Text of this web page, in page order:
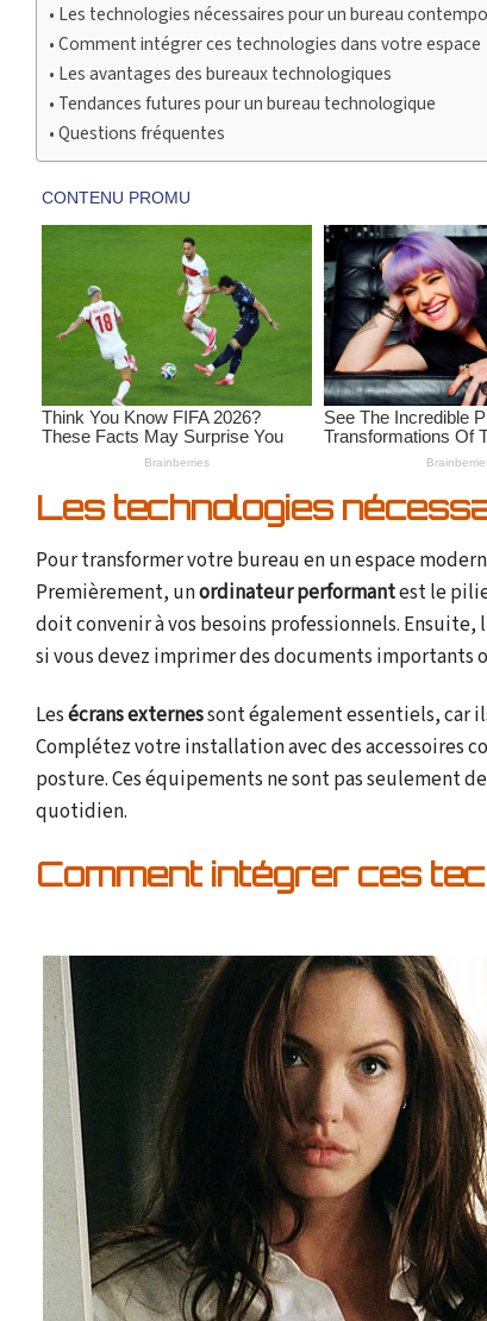
Les technologies nécessaires pour un bureau
Comment intégrer ces technologies dans votre espace
Les avantages des bureaux technologiques
Tendances futures pour un bureau technologique
Questions fréquentes
Les technologies
Pour transformer votre bureau en un espace
Premièrement, unordinateur performantest le
doit convenir à vos besoins professionnels. Ensuite,
si vous devez imprimer des documents importants
Lesécrans externessont également essentiels, car
Complétez votre installation avec des accessoires
posture. Ces équipements ne sont pas seulement
quotidien.
Comment intégrer ces